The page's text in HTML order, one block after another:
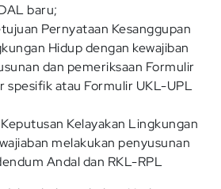
baru;
Pernyataan Kesanggupan
Hidup dengan kewajiban
dan pemeriksaan Formulir
spesifik atau Formulir UKL-UPL
Kelayakan Lingkungan
melakukan penyusunan
Andal dan RKL-RPL